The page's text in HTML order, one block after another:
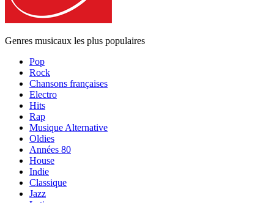
Genres musicaux les plus populaires
Pop
Rock
Chansons françaises
Electro
Hits
Rap
Musique Alternative
Oldies
Années 80
House
Indie
Classique
Jazz